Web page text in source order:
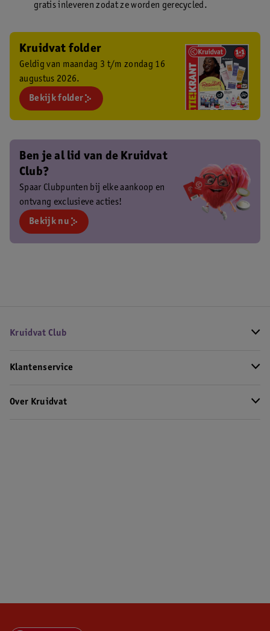
gratis inleveren zodat ze worden gerecycled.
Kruidvat folder
Geldig van maandag 3 t/m zondag 16
augustus 2026.
Bekijk folder
Ben je al lid van de Kruidvat
Club?
Spaar Clubpunten bij elke aankoop en
ontvang exclusieve acties!
Bekijk nu
Kruidvat Club
Klantenservice
Over Kruidvat